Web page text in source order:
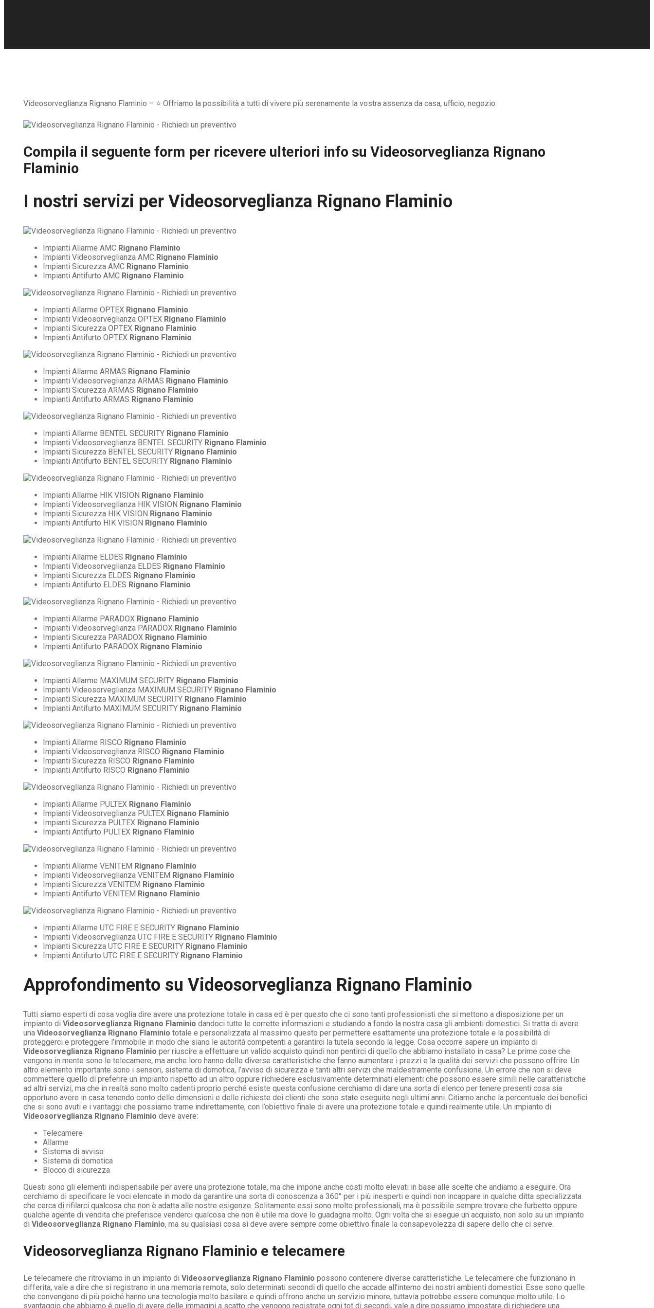
Videosorveglianza Rignano Flaminio – ⭐ Offriamo la possibilità a tutti di vivere più serenamente la vostra assenza da casa, ufficio, negozio.
Compila il seguente form per ricevere ulteriori info su Videosorveglianza Rignano
Flaminio
I nostri servizi per Videosorveglianza Rignano Flaminio
Impianti Allarme AMC Rignano Flaminio
Impianti Videosorveglianza AMC Rignano Flaminio
Impianti Sicurezza AMC Rignano Flaminio
Impianti Antifurto AMC Rignano Flaminio
Impianti Allarme OPTEX Rignano Flaminio
Impianti Videosorveglianza OPTEX Rignano Flaminio
Impianti Sicurezza OPTEX Rignano Flaminio
Impianti Antifurto OPTEX Rignano Flaminio
Impianti Allarme ARMAS Rignano Flaminio
Impianti Videosorveglianza ARMAS Rignano Flaminio
Impianti Sicurezza ARMAS Rignano Flaminio
Impianti Antifurto ARMAS Rignano Flaminio
Impianti Allarme BENTEL SECURITY Rignano Flaminio
Impianti Videosorveglianza BENTEL SECURITY Rignano Flaminio
Impianti Sicurezza BENTEL SECURITY Rignano Flaminio
Impianti Antifurto BENTEL SECURITY Rignano Flaminio
Impianti Allarme HIK VISION Rignano Flaminio
Impianti Videosorveglianza HIK VISION Rignano Flaminio
Impianti Sicurezza HIK VISION Rignano Flaminio
Impianti Antifurto HIK VISION Rignano Flaminio
Impianti Allarme ELDES Rignano Flaminio
Impianti Videosorveglianza ELDES Rignano Flaminio
Impianti Sicurezza ELDES Rignano Flaminio
Impianti Antifurto ELDES Rignano Flaminio
Impianti Allarme PARADOX Rignano Flaminio
Impianti Videosorveglianza PARADOX Rignano Flaminio
Impianti Sicurezza PARADOX Rignano Flaminio
Impianti Antifurto PARADOX Rignano Flaminio
Impianti Allarme MAXIMUM SECURITY Rignano Flaminio
Impianti Videosorveglianza MAXIMUM SECURITY Rignano Flaminio
Impianti Sicurezza MAXIMUM SECURITY Rignano Flaminio
Impianti Antifurto MAXIMUM SECURITY Rignano Flaminio
Impianti Allarme RISCO Rignano Flaminio
Impianti Videosorveglianza RISCO Rignano Flaminio
Impianti Sicurezza RISCO Rignano Flaminio
Impianti Antifurto RISCO Rignano Flaminio
Impianti Allarme PULTEX Rignano Flaminio
Impianti Videosorveglianza PULTEX Rignano Flaminio
Impianti Sicurezza PULTEX Rignano Flaminio
Impianti Antifurto PULTEX Rignano Flaminio
Impianti Allarme VENITEM Rignano Flaminio
Impianti Videosorveglianza VENITEM Rignano Flaminio
Impianti Sicurezza VENITEM Rignano Flaminio
Impianti Antifurto VENITEM Rignano Flaminio
Impianti Allarme UTC FIRE E SECURITY Rignano Flaminio
Impianti Videosorveglianza UTC FIRE E SECURITY Rignano Flaminio
Impianti Sicurezza UTC FIRE E SECURITY Rignano Flaminio
Impianti Antifurto UTC FIRE E SECURITY Rignano Flaminio
Approfondimento su Videosorveglianza Rignano Flaminio
Tutti siamo esperti di cosa voglia dire avere una protezione totale in casa ed è per questo che ci sono tanti professionisti che si mettono a disposizione per un
impianto di Videosorveglianza Rignano Flaminio dandoci tutte le corrette informazioni e studiando a fondo la nostra casa gli ambienti domestici. Si tratta di avere
una Videosorveglianza Rignano Flaminio totale e personalizzata al massimo questo per permettere esattamente una protezione totale e la possibilità di
proteggerci e proteggere l’immobile in modo che siano le autorità competenti a garantirci la tutela secondo la legge. Cosa occorre sapere un impianto di
Videosorveglianza Rignano Flaminio per riuscire a effettuare un valido acquisto quindi non pentirci di quello che abbiamo installato in casa? Le prime cose che
vengono in mente sono le telecamere, ma anche loro hanno delle diverse caratteristiche che fanno aumentare i prezzi e la qualità dei servizi che possono offrire. Un
altro elemento importante sono i sensori, sistema di domotica, l’avviso di sicurezza e tanti altri servizi che maldestramente confusione. Un errore che non si deve
commettere quello di preferire un impianto rispetto ad un altro oppure richiedere esclusivamente determinati elementi che possono essere simili nelle caratteristiche
ad altri servizi, ma che in realtà sono molto cadenti proprio perché esiste questa confusione cerchiamo di dare una sorta di elenco per tenere presenti cosa sia
opportuno avere in casa tenendo conto delle dimensioni e delle richieste dei clienti che sono state eseguite negli ultimi anni. Citiamo anche la percentuale dei benefici
che si sono avuti e i vantaggi che possiamo trarne indirettamente, con l’obiettivo finale di avere una protezione totale e quindi realmente utile. Un impianto di
Videosorveglianza Rignano Flaminio deve avere:
Telecamere
Allarme
Sistema di avviso
Sistema di domotica
Blocco di sicurezza
Questi sono gli elementi indispensabile per avere una protezione totale, ma che impone anche costi molto elevati in base alle scelte che andiamo a eseguire. Ora
cerchiamo di specificare le voci elencate in modo da garantire una sorta di conoscenza a 360° per i più inesperti e quindi non incappare in qualche ditta specializzata
che cerca di rifilarci qualcosa che non è adatta alle nostre esigenze. Solitamente essi sono molto professionali, ma è possibile sempre trovare che furbetto oppure
qualche agente di vendita che preferisce venderci qualcosa che non è utile ma dove lo guadagna molto. Ogni volta che si esegue un acquisto, non solo su un impianto
di Videosorveglianza Rignano Flaminio, ma su qualsiasi cosa si deve avere sempre come obiettivo finale la consapevolezza di sapere dello che ci serve.
Videosorveglianza Rignano Flaminio e telecamere
Le telecamere che ritroviamo in un impianto di Videosorveglianza Rignano Flaminio possono contenere diverse caratteristiche. Le telecamere che funzionano in
differita, vale a dire che si registrano in una memoria remota, solo determinati secondi di quello che accade all’interno dei nostri ambienti domestici. Esse sono quelle
che convengono di più poiché hanno una tecnologia molto basilare e quindi offrono anche un servizio minore, tuttavia potrebbe essere comunque molto utile. Lo
svantaggio che abbiamo è quello di avere delle immagini a scatto che vengono registrate ogni tot di secondi, vale a dire possiamo impostare di richiedere una